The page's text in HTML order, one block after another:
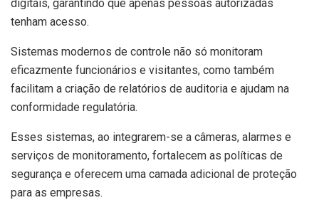
digitais, garantindo que apenas pessoas autorizadas
tenham acesso.
Sistemas modernos de controle não só monitoram
eficazmente funcionários e visitantes, como também
facilitam a criação de relatórios de auditoria e ajudam na
conformidade regulatória.
Esses sistemas, ao integrarem-se a câmeras, alarmes e
serviços de monitoramento, fortalecem as políticas de
segurança e oferecem uma camada adicional de proteção
para as empresas.